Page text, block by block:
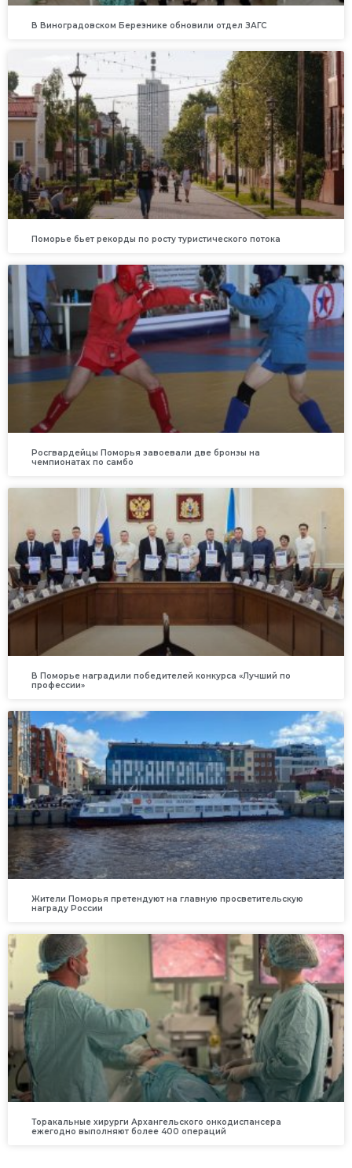
В Виноградовском Березнике обновили отдел ЗАГС
Поморье бьет рекорды по росту туристического потока
Росгвардейцы Поморья завоевали две бронзы на
чемпионатах по самбо
В Поморье наградили победителей конкурса «Лучший по
профессии»
Жители Поморья претендуют на главную просветительскую
награду России
Торакальные хирурги Архангельского онкодиспансера
ежегодно выполняют более 400 операций